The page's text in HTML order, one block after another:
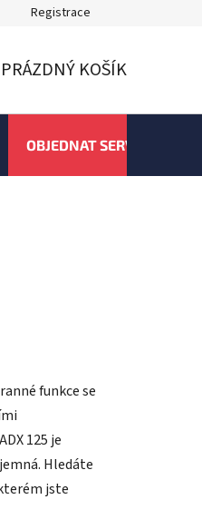
Registrace
PRÁZDNÝ KOŠÍK
OBJEDNAT SERVIS
funkce se
125 je
Hledáte
jste